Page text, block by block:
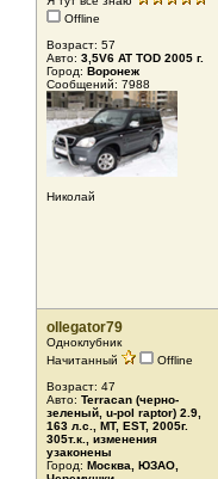
Offline
Возраст: 57
Авто: 3,5V6 AT TOD 2005 г.
Город: Воронеж
Сообщений: 7988
Николай
ollegator79
Одноклубник
Начитанный
Offline
Возраст: 47
Авто: Terracan (черно-
зеленый, u-pol raptor) 2.9,
163 л.с., МТ, EST, 2005г.
305т.к., изменения
узаконены
Город: Москва, ЮЗАО,